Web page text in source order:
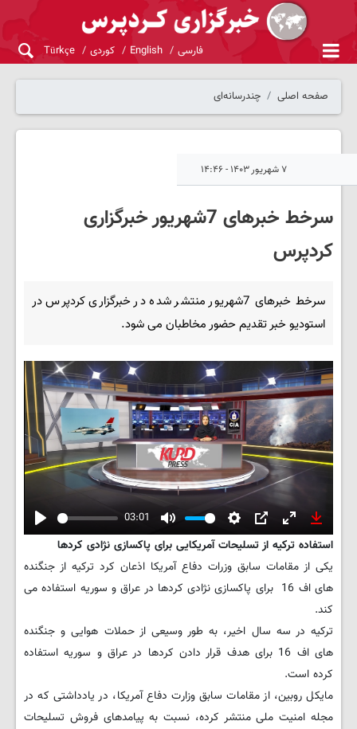
فارسی English کوردی Türkçe
صفحه اصلی چندرسانه‌ای
۷ شهریور ۱۴۰۳ - ۱۴:۴۶
سرخط خبرهای 7شهریور خبرگزاری
کردپرس
سرخط خبرهای 7شهریور منتشر شده در خبرگزاری کردپرس در
استودیو خبر تقدیم حضور مخاطبان می شود.
Play
03:01
Mute Settings
PIP Enter
fullscreen
استفاده ترکیه از تسلیحات آمریکایی برای پاکسازی نژادی کردها
یکی از مقامات سابق وزرات دفاع آمریکا اذعان کرد ترکیه از جنگنده
های اف 16 برای پاکسازی نژادی کردها در عراق و سوریه استفاده می
کند.
ترکیه در سه سال اخیر، به طور وسیعی از حملات هوایی و جنگنده
های اف 16 برای هدف قرار دادن کردها در عراق و سوریه استفاده
کرده است.
مایکل روبین، از مقامات سابق وزارت دفاع آمریکا، در یادداشتی که در
مجله امنیت ملی منتشر کرده، نسبت به پیامدهای فروش تسلیحات